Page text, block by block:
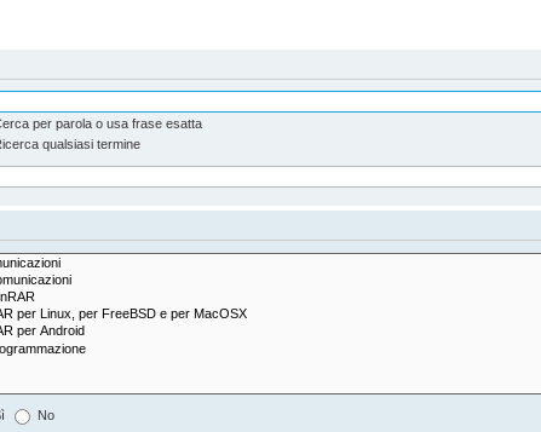
per parola o usa frase esatta
qualsiasi termine
No